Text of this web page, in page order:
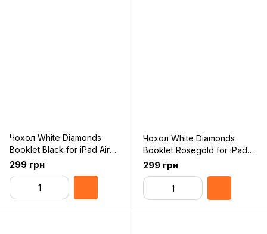
Чохол White Diamonds
Booklet Black for iPad Air
(1161TRI6)
299 грн
Чохол White Diamonds
Booklet Rosegold for iPad
Air (1161TRI56)
299 грн